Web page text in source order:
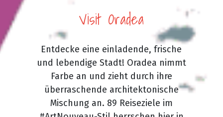
Visit Oradea
Entdecke eine einladende, frische
und lebendige Stadt! Oradea nimmt
Farbe an und zieht durch ihre
überraschende architektonische
Mischung an. 89 Reiseziele im